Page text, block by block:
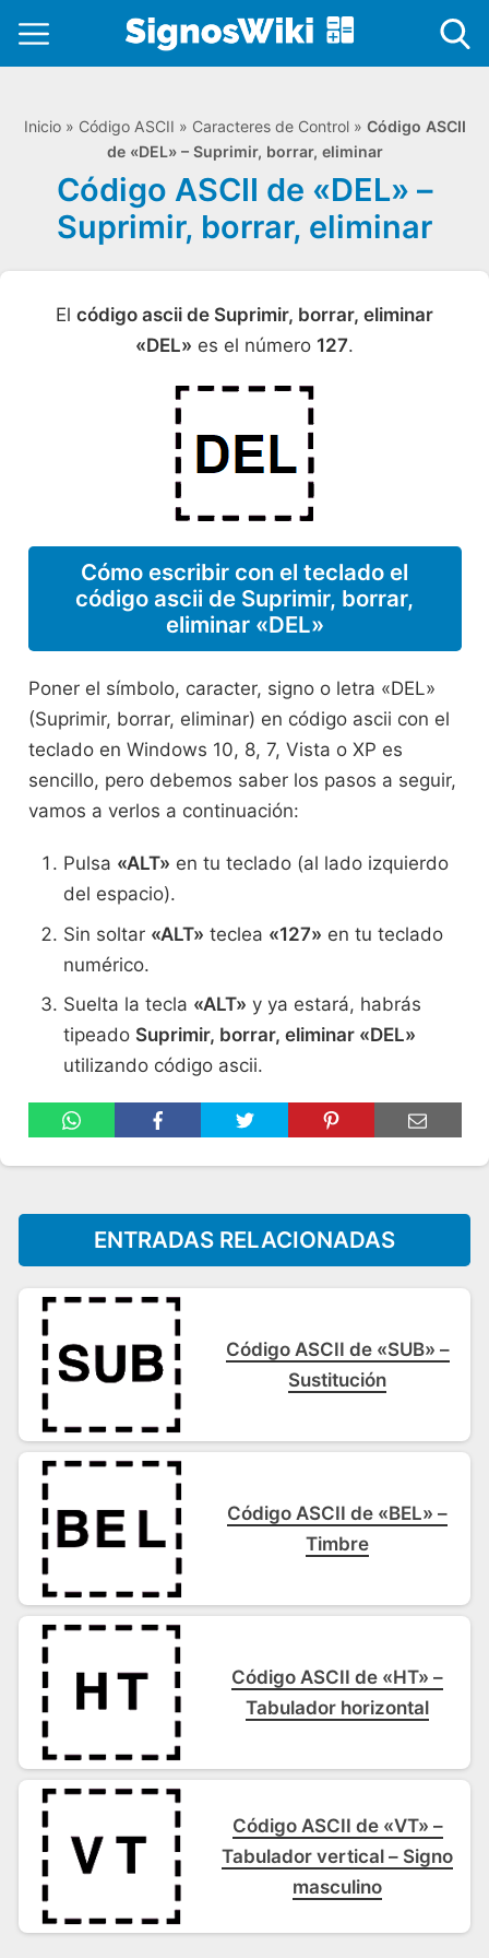
Inicio» Código ASCII » Caracteres de Control» Código ASCII
de «DEL» – Suprimir, borrar, eliminar
Código ASCII de «DEL» –
Suprimir, borrar, eliminar
El código ascii de Suprimir, borrar, eliminar
«DEL» es el número 127.
Cómo escribir con el teclado el
código ascii de Suprimir, borrar,
eliminar «DEL»
Poner el símbolo, caracter, signo o letra «DEL»
(Suprimir, borrar, eliminar) en código ascii con el
teclado en Windows 10, 8, 7, Vista o XP es
sencillo, pero debemos saber los pasos a seguir,
vamos a verlos a continuación:
Pulsa «ALT» en tu teclado (al lado izquierdo
del espacio).
Sin soltar «ALT» teclea «127» en tu teclado
numérico.
Suelta la tecla «ALT» y ya estará, habrás
tipeado Suprimir, borrar, eliminar «DEL»
utilizando código ascii.
ENTRADAS RELACIONADAS
Código ASCII de «SUB» –
Sustitución
Código ASCII de «BEL» –
Timbre
Código ASCII de «HT» –
Tabulador horizontal
Código ASCII de «VT» –
Tabulador vertical – Signo
masculino